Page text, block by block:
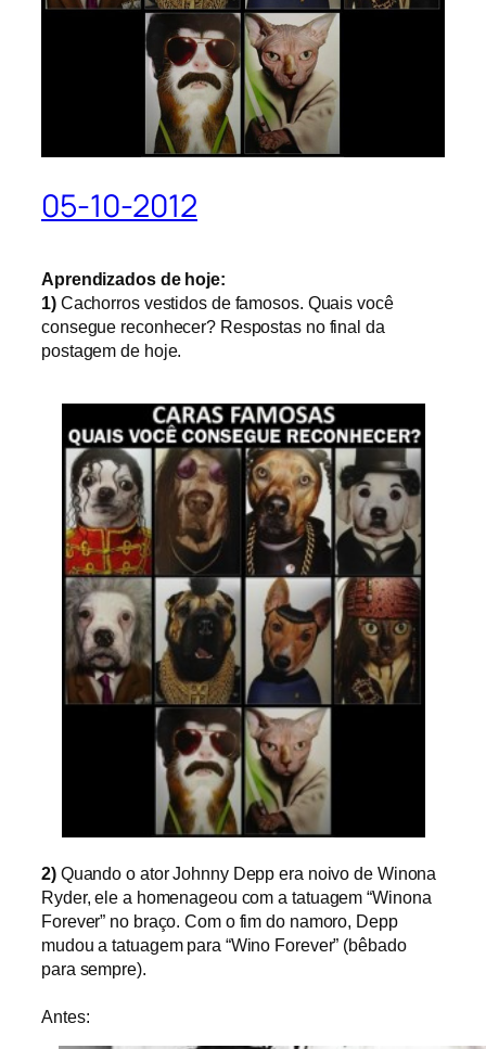
05-10-2012
Aprendizados de hoje:
1)Cachorros vestidos de famosos. Quais você
consegue reconhecer? Respostas no final da
postagem de hoje.
2)Quando o ator Johnny Depp era noivo de Winona
Ryder, ele a homenageou coma tatuagem“Winona
Forever” no braço.Com o fim do namoro, Depp
mudou a tatuagem para “Wino Forever” (bêbado
para sempre).
Antes: